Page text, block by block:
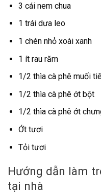
3 cái nem chua
1 trái dưa leo
1 chén nhỏ xoài xanh
1 ít rau răm
1/2 thìa cà phê muối
1/2 thìa cà phê ớt bột
1/2 thìa cà phê ớt
Ớt tươi
Tỏi tươi
Hướng dẫn làm
tại nhà